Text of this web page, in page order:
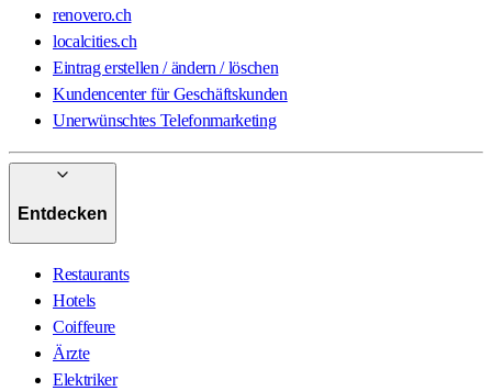
renovero.ch
localcities.ch
Eintrag erstellen / ändern / löschen
Kundencenter für Geschäftskunden
Unerwünschtes Telefonmarketing
Entdecken
Restaurants
Hotels
Coiffeure
Ärzte
Elektriker